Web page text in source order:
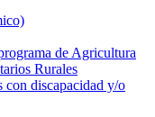
de Agricultura
Rurales
con discapacidad y/o